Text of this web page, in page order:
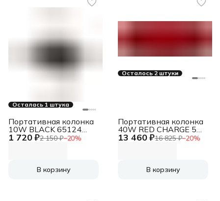
Осталась 1 штука
1 720 ₽2 150 ₽−20%
Портативная колонка
10W BLACK 65124
DEFENDER
В корзину
Осталось 2 штуки
13 460 ₽16 825 ₽−20%
Портативная колонка
40W RED CHARGE 5
JBL
В корзину